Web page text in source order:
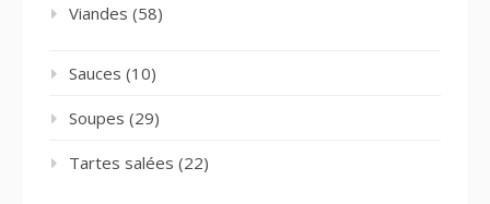
Viandes (58)
Sauces (10)
Soupes (29)
Tartes salées (22)